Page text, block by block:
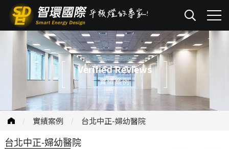
Verified Reviews
實績案例
實績案例 台北中正-婦幼醫院
台北中正-婦幼醫院